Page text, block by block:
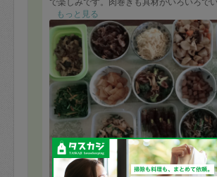
美味しいです。これからもよろしくお願いし
もっと見る